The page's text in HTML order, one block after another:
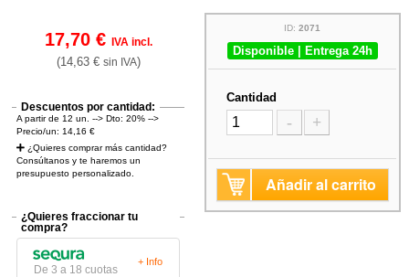
17,70 € IVA incl.
(14,63 € sin IVA)
Descuentos por cantidad:
A partir de 12 un. --> Dto: 20% -->
Precio/un: 14,16 €
¿Quieres comprar más cantidad?
Consúltanos y te haremos un
presupuesto personalizado.
¿Quieres fraccionar tu
compra?
De 3 a 18 cuotas
+ Info
ID:2071
Disponible | Entrega 24h
Cantidad
- +
Añadir al carrito